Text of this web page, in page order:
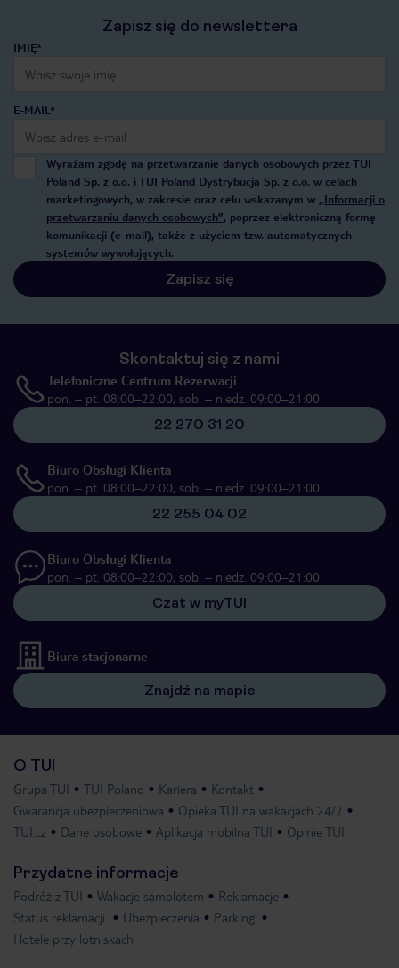
Zapisz się do newslettera
IMIĘ*
E-MAIL*
Wyrażam zgodę na przetwarzanie danych osobowych przez TUI
Poland Sp. z o.o. i TUI Poland Dystrybucja Sp. z o.o. w celach
marketingowych, w zakresie oraz celu wskazanym w „Informacji o
przetwarzaniu danych osobowych”, poprzez elektroniczną formę
komunikacji (e-mail), także z użyciem tzw. automatycznych
systemów wywołujących.
Zapisz się
Skontaktuj się z nami
Telefoniczne Centrum Rezerwacji
pon. – pt. 08:00–22:00, sob. – niedz. 09:00–21:00
22 270 31 20
Biuro Obsługi Klienta
pon. – pt. 08:00–22:00, sob. – niedz. 09:00–21:00
22 255 04 02
Biuro Obsługi Klienta
pon. – pt. 08:00–22:00, sob. – niedz. 09:00–21:00
Czat w myTUI
Biura stacjonarne
Znajdź na mapie
O TUI
Grupa TUI TUI Poland Kariera
Kontakt
Gwarancja ubezpieczeniowa
Opieka TUI na wakacjach 24/7
TUI.cz
Dane osobowe Aplikacja mobilna TUI Opinie TUI
Przydatne informacje
Podróż z TUI Wakacje samolotem
Reklamacje
Status reklamacji
Ubezpieczenia
Parkingi
Hotele przy lotniskach